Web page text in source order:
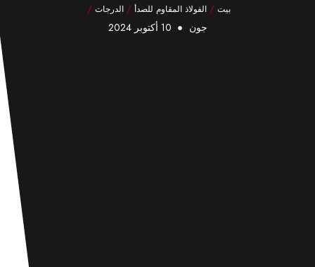
بيت / الفولاذ المقاوم للصدأ / الدرجات /
جون 10 أكتوبر 2024